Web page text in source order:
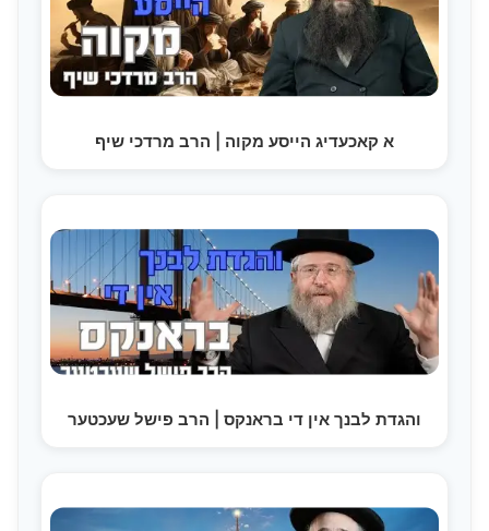
א קאכעדיג הייסע מקוה | הרב מרדכי שיף
והגדת לבנך אין די בראנקס | הרב פישל שעכטער